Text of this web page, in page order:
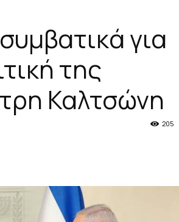
για
της
Καλτσώνη
205